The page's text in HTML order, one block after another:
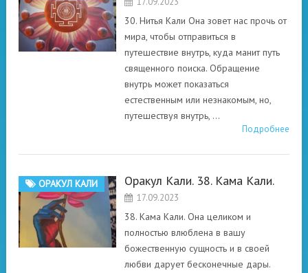
30. Нитья Кали Она зовет нас прочь от
мира, чтобы отправиться в
путешествие внутрь, куда манит путь
священного поиска. Обращение
внутрь может показаться
естественным или незнакомым, но,
путешествуя внутрь, …
Подробнее
ОРАКУЛ КАЛИ Оракул Кали. 38. Кама Кали.
17.09.2023
38. Кама Кали. Она целиком и
полностью влюблена в вашу
божественную сущность и в своей
любви дарует бесконечные дары.